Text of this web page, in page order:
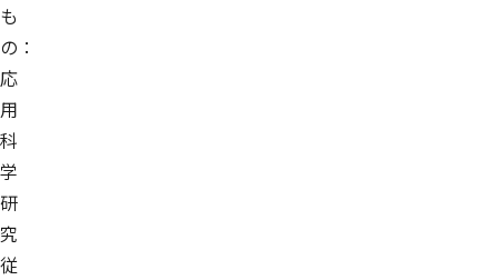
も
の：
応
用
科
学
研
究
従